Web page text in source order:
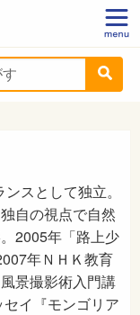
スとして独立。
自の視点で自然
2005年「路上少
年ＮＨＫ教育
景撮影術入門講
イ『モンゴリア